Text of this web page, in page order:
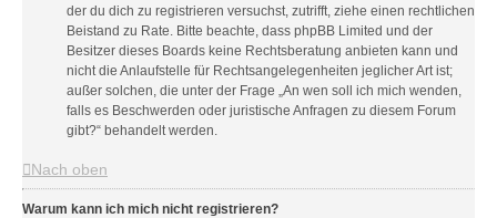
der du dich zu registrieren versuchst, zutrifft, ziehe einen rechtlichen
Beistand zu Rate. Bitte beachte, dass phpBB Limited und der
Besitzer dieses Boards keine Rechtsberatung anbieten kann und
nicht die Anlaufstelle für Rechtsangelegenheiten jeglicher Art ist;
außer solchen, die unter der Frage „An wen soll ich mich wenden,
falls es Beschwerden oder juristische Anfragen zu diesem Forum
gibt?“ behandelt werden.
Nach oben
Warum kann ich mich nicht registrieren?